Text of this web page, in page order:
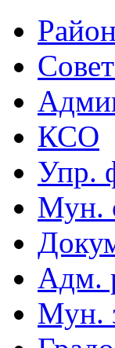
Район
КСО
Упр.
Мун.
Адм.
Мун.